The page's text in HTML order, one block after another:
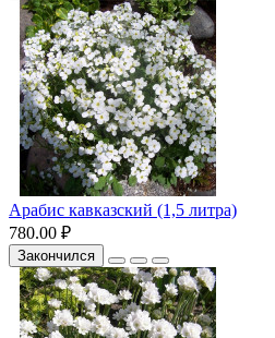
Арабис кавказский (1,5 литра)
780.00 ₽
Закончился